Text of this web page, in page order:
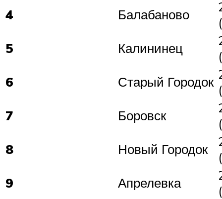
4
Балабаново
5
Калининец
6
Старый Городок
7
Боровск
8
Новый Городок
9
Апрелевка